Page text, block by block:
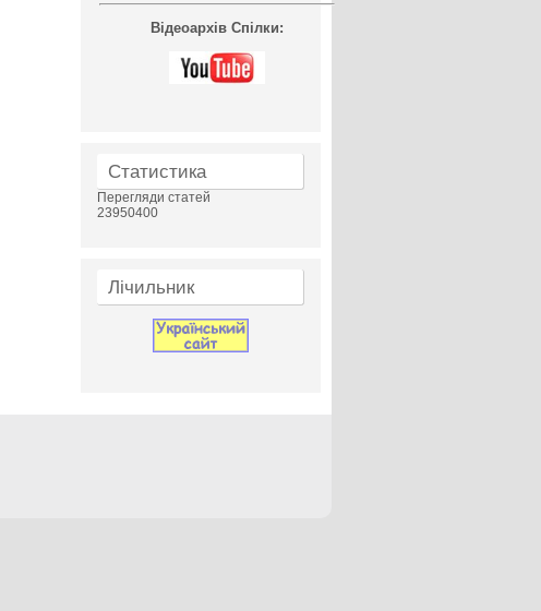
Відеоархів Спілки:
Статистика
Перегляди статей
23950400
Лічильник